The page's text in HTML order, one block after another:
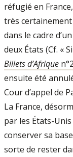
réfugié en
très
dans le cadre
deux États (Cf. «
Billets d’Afrique
ensuite été
Cour d’appel de
La France,
par les États-
conserver sa
sorte de rester